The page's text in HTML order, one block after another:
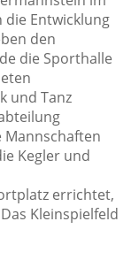
die Entwicklung
den
die Sporthalle
und Tanz
Kegler und
errichtet,
Kleinspielfeld